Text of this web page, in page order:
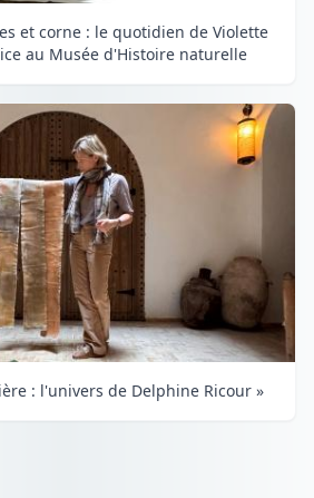
et corne : le quotidien de Violette
au Musée d'Histoire naturelle
: l'univers de Delphine Ricour »